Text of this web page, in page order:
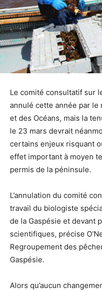
Le comité consultatif sur
annulé cette année par
et des Océans, mais la
le 23 mars devrait
certains enjeux risquant
effet important à moyen
permis de la péninsule.
L’annulation du comité
travail du biologiste
de la Gaspésie et devant
scientifiques, précise
Regroupement des
Gaspésie.
Alors qu’aucun